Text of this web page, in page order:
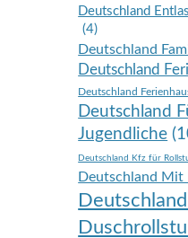
Deutschland
(4)
Deutschland
Deutschland
Deutschland
Deutschland
Jugendliche
Deutschland Kfz für
Deutschland Mit